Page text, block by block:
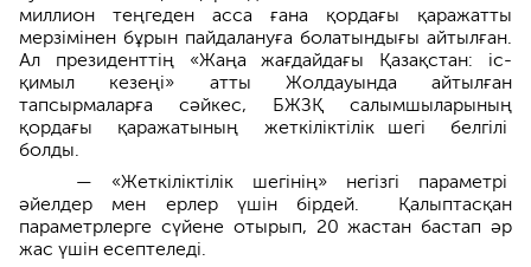
миллион теңгеден асса ғана қордағы қаражатты
мерзім­інен бұрын пайдалануға бо­латындығы айтылған.
Ал президенттің «Жаңа жағдайдағы Қазақстан: іс-
қимыл кезеңі» атты Жол­дауында айтылған
тапсырмаларға сәйкес, БЖЗҚ салымшыларының
қордағы қаражатының жеткіліктілік шегі белгілі
болды.
— «Жеткіліктілік шегінің» негізгі параметрі
әйелдер мен ерлер үшін бірдей. Қалыптасқан
параметрлерге сүйене отырып, 20 жастан бастап әр
жас үшін есептеледі.